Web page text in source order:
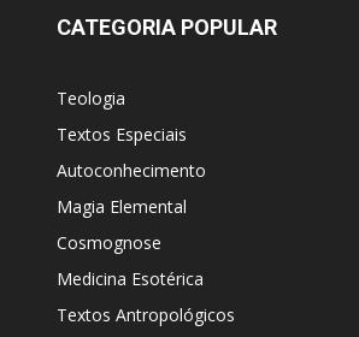
CATEGORIA POPULAR
Teologia
Textos Especiais
Autoconhecimento
Magia Elemental
Cosmognose
Medicina Esotérica
Textos Antropológicos